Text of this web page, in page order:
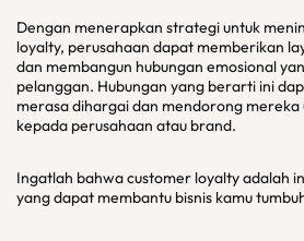
Dengan menerapkan strategi untuk
loyalty, perusahaan dapat memberikan
dan membangun hubungan emosional
pelanggan. Hubungan yang berarti ini
merasa dihargai dan mendorong mereka
kepada perusahaan atau brand.
Ingatlah bahwa customer loyalty adalah
yang dapat membantu bisnis kamu